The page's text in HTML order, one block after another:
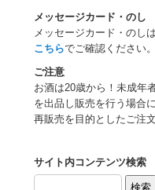
メッセージカード・のし
メッセージカード・のし
こちらでご確認ください。
ご注意
お酒は20歳から！未成年
を出品し販売を行う場合
再販売を目的としたご注
サイト内コンテンツ検索